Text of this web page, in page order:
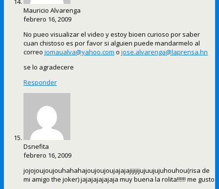
Mauricio Alvarenga
febrero 16, 2009
No pueo visualizar el video y estoy bioen curioso por saber
cuan chistoso es por favor si alguien puede mandarmelo al
correo jomaualva@yahoo.com o jose.alvarenga@laprensa.hn
se lo agradecere
Responder
Dsnefita
febrero 16, 2009
jojojoujoujouhahahajoujoujoujajajajijijijujuujujuhouhou(risa de
mi amigo the joker) jajajajajajaja muy buena la rolita!!!!!! me gusto